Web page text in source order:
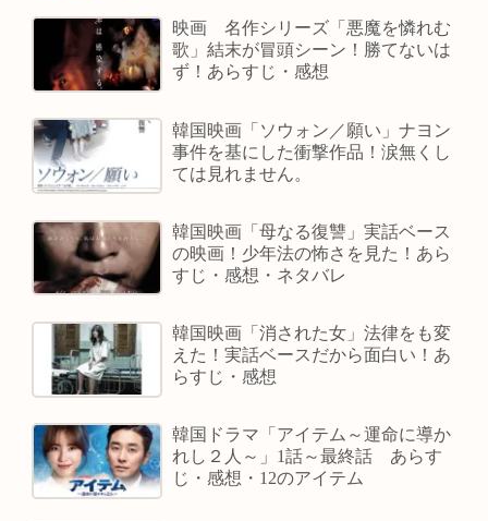
映画 名作シリーズ「悪魔を憐れむ
歌」結末が冒頭シーン！勝てないは
ず！あらすじ・感想
韓国映画「ソウォン／願い」ナヨン
事件を基にした衝撃作品！涙無くし
ては見れません。
韓国映画「母なる復讐」実話ベース
の映画！少年法の怖さを見た！あら
すじ・感想・ネタバレ
韓国映画「消された女」法律をも変
えた！実話ベースだから面白い！あ
らすじ・感想
韓国ドラマ「アイテム～運命に導か
れし２人～」1話～最終話 あらす
じ・感想・12のアイテム